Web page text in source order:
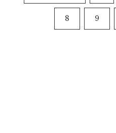
de
entradas
8 9